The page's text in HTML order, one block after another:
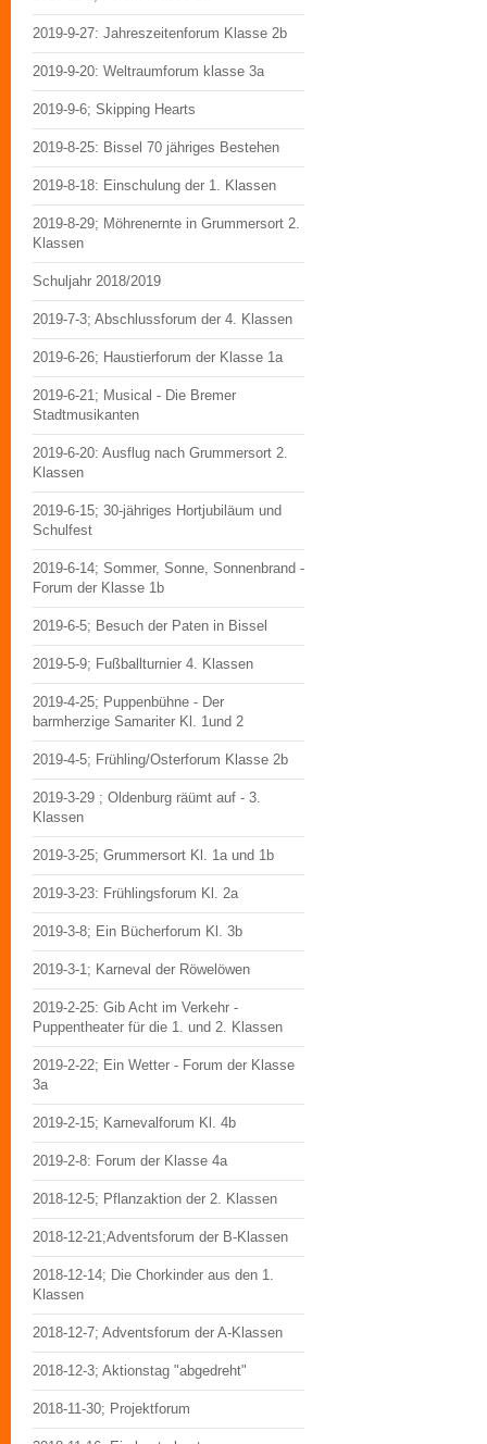
2019-9-27: Jahreszeitenforum Klasse 2b
2019-9-20: Weltraumforum klasse 3a
2019-9-6; Skipping Hearts
2019-8-25: Bissel 70 jähriges Bestehen
2019-8-18: Einschulung der 1. Klassen
2019-8-29; Möhrenernte in Grummersort 2.
Klassen
Schuljahr 2018/2019
2019-7-3; Abschlussforum der 4. Klassen
2019-6-26; Haustierforum der Klasse 1a
2019-6-21; Musical - Die Bremer
Stadtmusikanten
2019-6-20: Ausflug nach Grummersort 2.
Klassen
2019-6-15; 30-jähriges Hortjubiläum und
Schulfest
2019-6-14; Sommer, Sonne, Sonnenbrand -
Forum der Klasse 1b
2019-6-5; Besuch der Paten in Bissel
2019-5-9; Fußballturnier 4. Klassen
2019-4-25; Puppenbühne - Der
barmherzige Samariter Kl. 1und 2
2019-4-5; Frühling/Osterforum Klasse 2b
2019-3-29 ; Oldenburg räümt auf - 3.
Klassen
2019-3-25; Grummersort Kl. 1a und 1b
2019-3-23: Frühlingsforum Kl. 2a
2019-3-8; Ein Bücherforum Kl. 3b
2019-3-1; Karneval der Röwelöwen
2019-2-25: Gib Acht im Verkehr -
Puppentheater für die 1. und 2. Klassen
2019-2-22; Ein Wetter - Forum der Klasse
3a
2019-2-15; Karnevalforum Kl. 4b
2019-2-8: Forum der Klasse 4a
2018-12-5; Pflanzaktion der 2. Klassen
2018-12-21;Adventsforum der B-Klassen
2018-12-14; Die Chorkinder aus den 1.
Klassen
2018-12-7; Adventsforum der A-Klassen
2018-12-3; Aktionstag "abgedreht"
2018-11-30; Projektforum